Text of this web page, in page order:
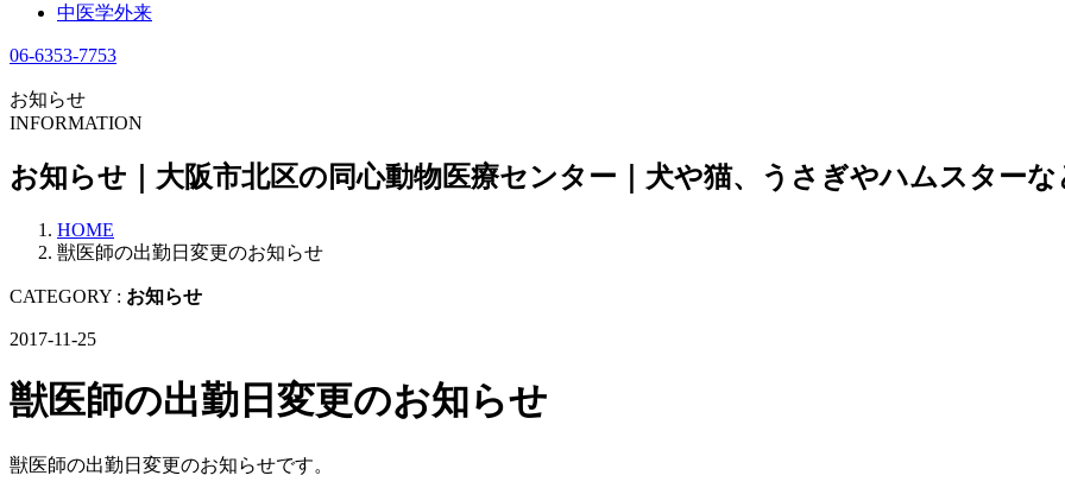
中医学外来
06-6353-7753
お知らせ
INFORMATION
お知らせ｜大阪市北区の同心動物医療センター｜犬や猫、うさぎやハムスターな
HOME
獣医師の出勤日変更のお知らせ
CATEGORY : お知らせ
2017-11-25
獣医師の出勤日変更のお知らせ
獣医師の出勤日変更のお知らせです。